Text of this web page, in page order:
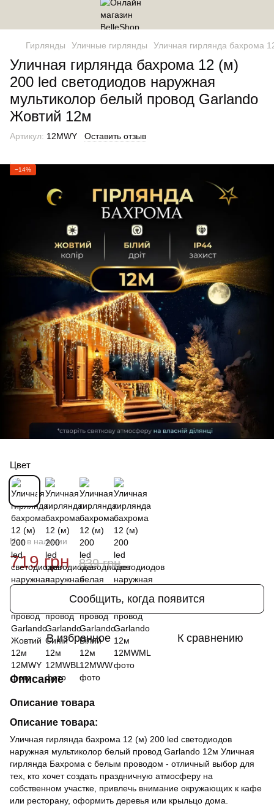
Гирлянды Уличные гирлянды Уличная гирлянда бахрома
Уличная гирлянда бахрома 12 (м)
200 led светодиодов наружная
мультиколор белый провод Garlando
Жовтий 12м
Артикул: 12MWY Оставить отзыв
−14%
Цвет
Нет в наличии
719 грн 839 грн
Сообщить, когда появится
В избранное К сравнению
Описание
Описание товара
Описание товара:
Уличная гирлянда бахрома 12 (м) 200 led светодиодов
наружная мультиколор белый провод Garlando 12м Уличная
гирлянда Бахрома с белым проводом - отличный выбор для
тех, кто хочет создать праздничную атмосферу на
собственном участке, привлечь внимание окружающих к кафе
или ресторану, оформить деревья или крыльцо дома.